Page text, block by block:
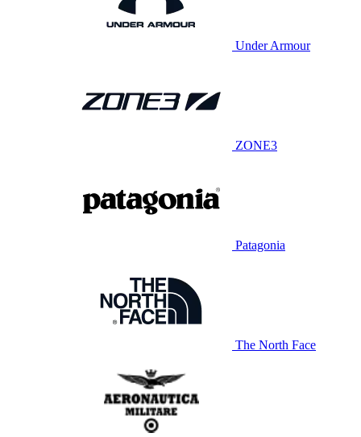
Under Armour
ZONE3
Patagonia
The North Face